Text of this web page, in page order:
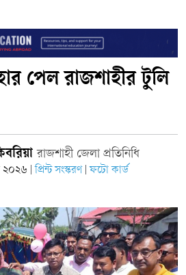
পেল রাজশাহীর টুলি
রাজশাহী জেলা প্রতিনিধি
২০২৬ প্রিন্ট সংস্করণ ফটো কার্ড